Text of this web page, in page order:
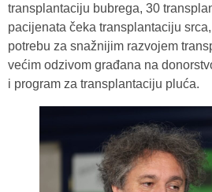
transplantaciju bubrega, 30
pacijenata čeka transplantaciju
potrebu za snažnijim razvojem
većim odzivom građana na
i program za transplantaciju pluća.